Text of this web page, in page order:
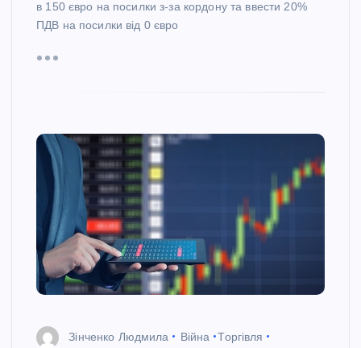
в 150 євро на посилки з-за кордону та ввести 20%
ПДВ на посилки від 0 євро
Зінченко Людмила Війна
Торгівля